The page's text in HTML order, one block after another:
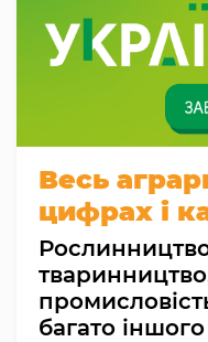
Весь
цифрах і
багато іншого